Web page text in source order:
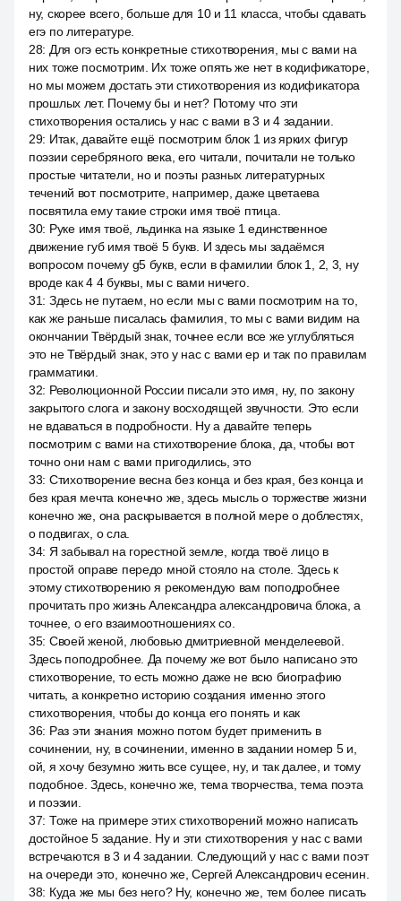
ну, скорее всего, больше для 10 и 11 класса, чтобы сдавать
егэ по литературе.
28: Для огэ есть конкретные стихотворения, мы с вами на
них тоже посмотрим. Их тоже опять же нет в кодификаторе,
но мы можем достать эти стихотворения из кодификатора
прошлых лет. Почему бы и нет? Потому что эти
стихотворения остались у нас с вами в 3 и 4 задании.
29: Итак, давайте ещё посмотрим блок 1 из ярких фигур
поэзии серебряного века, его читали, почитали не только
простые читатели, но и поэты разных литературных
течений вот посмотрите, например, даже цветаева
посвятила ему такие строки имя твоё птица.
30: Руке имя твоё, льдинка на языке 1 единственное
движение губ имя твоё 5 букв. И здесь мы задаёмся
вопросом почему g5 букв, если в фамилии блок 1, 2, 3, ну
вроде как 4 4 буквы, мы с вами ничего.
31: Здесь не путаем, но если мы с вами посмотрим на то,
как же раньше писалась фамилия, то мы с вами видим на
окончании Твёрдый знак, точнее если все же углубляться
это не Твёрдый знак, это у нас с вами ер и так по правилам
грамматики.
32: Революционной России писали это имя, ну, по закону
закрытого слога и закону восходящей звучности. Это если
не вдаваться в подробности. Ну а давайте теперь
посмотрим с вами на стихотворение блока, да, чтобы вот
точно они нам с вами пригодились, это
33: Стихотворение весна без конца и без края, без конца и
без края мечта конечно же, здесь мысль о торжестве жизни
конечно же, она раскрывается в полной мере о доблестях,
о подвигах, о сла.
34: Я забывал на горестной земле, когда твоё лицо в
простой оправе передо мной стояло на столе. Здесь к
этому стихотворению я рекомендую вам поподробнее
прочитать про жизнь Александра александровича блока, а
точнее, о его взаимоотношениях со.
35: Своей женой, любовью дмитриевной менделеевой.
Здесь поподробнее. Да почему же вот было написано это
стихотворение, то есть можно даже не всю биографию
читать, а конкретно историю создания именно этого
стихотворения, чтобы до конца его понять и как
36: Раз эти знания можно потом будет применить в
сочинении, ну, в сочинении, именно в задании номер 5 и,
ой, я хочу безумно жить все сущее, ну, и так далее, и тому
подобное. Здесь, конечно же, тема творчества, тема поэта
и поэзии.
37: Тоже на примере этих стихотворений можно написать
достойное 5 задание. Ну и эти стихотворения у нас с вами
встречаются в 3 и 4 задании. Следующий у нас с вами поэт
на очереди это, конечно же, Сергей Александрович есенин.
38: Куда же мы без него? Ну, конечно же, тем более писать